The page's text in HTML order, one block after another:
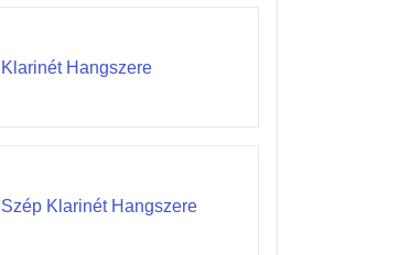
Klarinét Hangszere
Szép Klarinét Hangszere